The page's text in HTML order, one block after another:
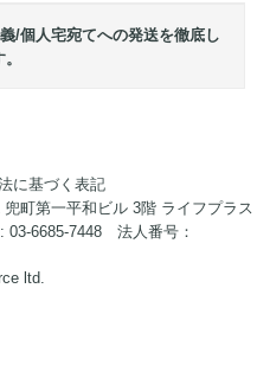
/個人宅宛てへの発送を徹底し
に基づく表記
町第一平和ビル 3階 ライフプラス
03-6685-7448 法人番号：
ltd.